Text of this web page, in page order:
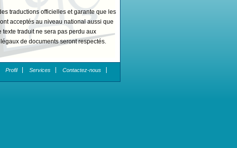
traductions officielles et garante que les
acceptés au niveau national aussi que
traduit ne sera pas perdu aux
de documents seront respectés.
professionnels et qualifiés pour
les exigences spécifiques de tous les
Profil Services Contactez-nous